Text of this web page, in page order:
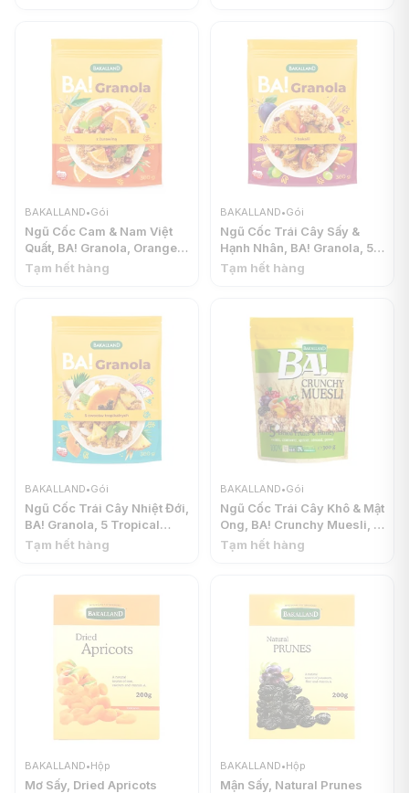
BAKALLAND•Gói
Ngũ Cốc Cam & Nam Việt
Quất, BA! Granola, Orange &
Cranberry (300g) -
Tạm hết hàng
BAKALLAND•Gói
Ngũ Cốc Trái Cây Sấy &
Hạnh Nhân, BA! Granola, 5
Dried Fruits & Almonds
Tạm hết hàng
BAKALLAND•Gói
Ngũ Cốc Trái Cây Nhiệt Đới,
BA! Granola, 5 Tropical
Fruits (300g) - BAKALLAND
Tạm hết hàng
BAKALLAND•Gói
Ngũ Cốc Trái Cây Khô & Mật
Ong, BA! Crunchy Muesli, 5
Dried Fruits & Honey
Tạm hết hàng
BAKALLAND•Hộp
Mơ Sấy, Dried Apricots
BAKALLAND•Hộp
Mận Sấy, Natural Prunes